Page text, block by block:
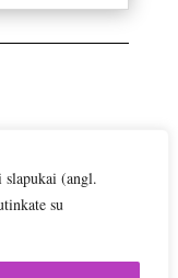
slapukai (angl.
su